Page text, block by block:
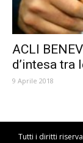
ACLI
d’intesa tra
9 Aprile 2018
Tutti i diritti